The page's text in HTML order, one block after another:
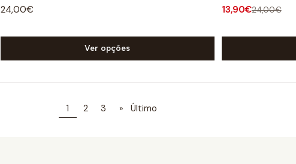
24,00€
Ver opções
13,90€24,00€
1 2 3 » Último